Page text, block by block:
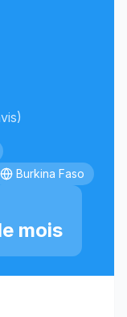
Burkina Faso
mois